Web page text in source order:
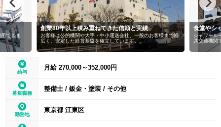
できま
創業80年以上積み重ねてきた信頼と実績
お客様は公的機関や大手・中小運送会社、一般のお客様まで幅
広く、安定した経営基盤を確立しています。
食堂やシ
シャワール
共交通機関
給与
月給 270,000～352,000円
募集職種
整備士 / 鈑金・塗装 / その他
勤務地
東京都 江東区